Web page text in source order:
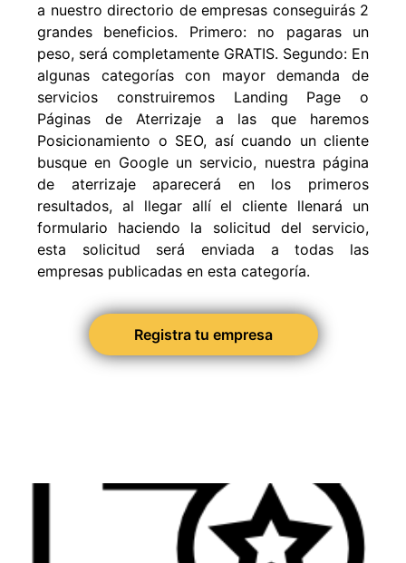
a nuestro directorio de empresas conseguirás 2
grandes beneficios. Primero: no pagaras un
peso, será completamente GRATIS. Segundo: En
algunas categorías con mayor demanda de
servicios construiremos Landing Page o
Páginas de Aterrizaje a las que haremos
Posicionamiento o SEO, así cuando un cliente
busque en Google un servicio, nuestra página
de aterrizaje aparecerá en los primeros
resultados, al llegar allí el cliente llenará un
formulario haciendo la solicitud del servicio,
esta solicitud será enviada a todas las
empresas publicadas en esta categoría.
Registra tu empresa